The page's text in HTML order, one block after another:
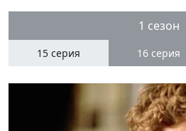
1 сезон
15 серия 16 серия